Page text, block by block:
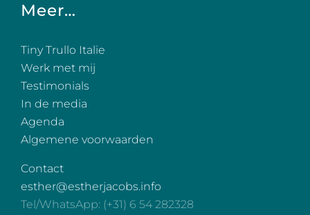
Meer…
Tiny Trullo Italie
Werk met mij
Testimonials
In de media
Agenda
Algemene voorwaarden
Contact
esther@estherjacobs.info
Tel/WhatsApp: (+31) 6 54 282328